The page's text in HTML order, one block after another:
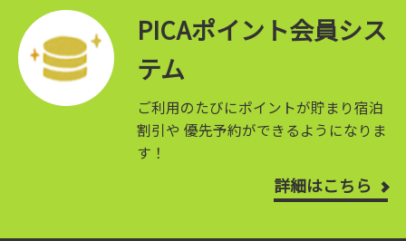
PICAポイント会員シス
テム
ご利用のたびにポイントが貯まり宿泊
割引や 優先予約ができるようになりま
す！
詳細はこちら